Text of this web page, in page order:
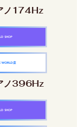
ノ174Hz
SHOP
WORLD店
ノ396Hz
SHOP